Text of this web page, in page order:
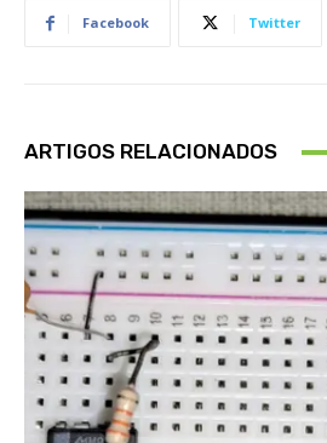
Facebook Twitter
ARTIGOS RELACIONADOS